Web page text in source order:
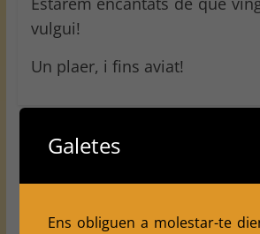
vulgui!
Un plaer, i fins aviat!
Bellpuig Ronda 7 Provincial
Open Escacs Lleida Desembre
Galetes
Ens obliguen a molestar-te